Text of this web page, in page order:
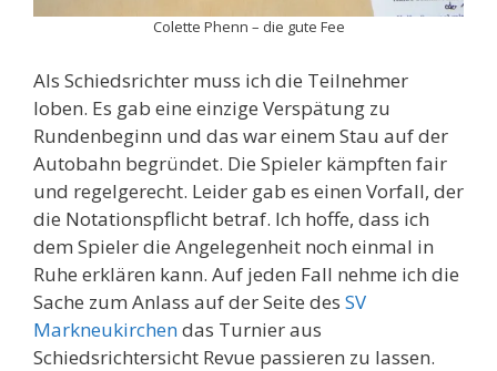
Colette Phenn – die gute Fee
Als Schiedsrichter muss ich die Teilnehmer
loben. Es gab eine einzige Verspätung zu
Rundenbeginn und das war einem Stau auf der
Autobahn begründet. Die Spieler kämpften fair
und regelgerecht. Leider gab es einen Vorfall, der
die Notationspflicht betraf. Ich hoffe, dass ich
dem Spieler die Angelegenheit noch einmal in
Ruhe erklären kann. Auf jeden Fall nehme ich die
Sache zum Anlass auf der Seite des SV
Markneukirchendas Turnier aus
Schiedsrichtersicht Revue passieren zu lassen.